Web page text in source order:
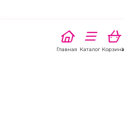
Главная Каталог Корзина